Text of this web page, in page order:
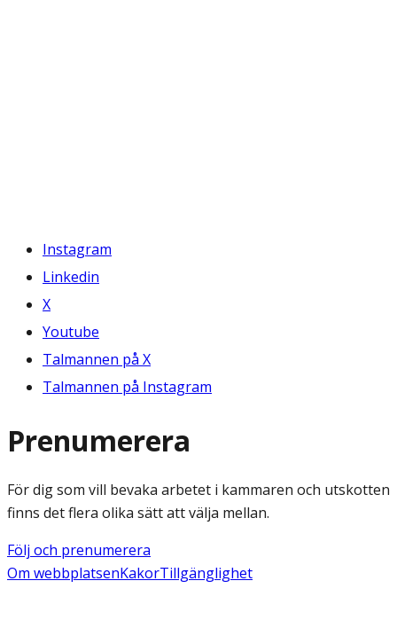
Instagram
Linkedin
X
Youtube
Talmannen på X
Talmannen på Instagram
Prenumerera
För dig som vill bevaka arbetet i kammaren och utskotten
finns det flera olika sätt att välja mellan.
Följ och prenumerera
Om webbplatsenKakorTillgänglighet